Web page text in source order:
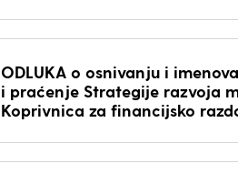
ODLUKA o osnivanju i
i praćenje Strategije razvoja
Koprivnica za financijsko